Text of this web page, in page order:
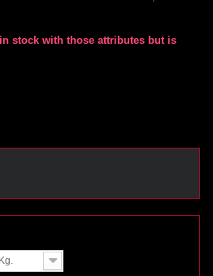
stock with those attributes but is